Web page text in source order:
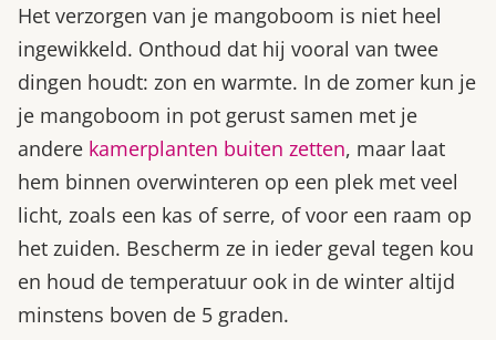
Het verzorgen van je mangoboom is niet heel
ingewikkeld. Onthoud dat hij vooral van twee
dingen houdt: zon en warmte. In de zomer kun je
je mangoboom in pot gerust samen met je
andere kamerplanten buiten zetten, maar laat
hem binnen overwinteren op een plek met veel
licht, zoals een kas of serre, of voor een raam op
het zuiden. Bescherm ze in ieder geval tegen kou
en houd de temperatuur ook in de winter altijd
minstens boven de 5 graden.